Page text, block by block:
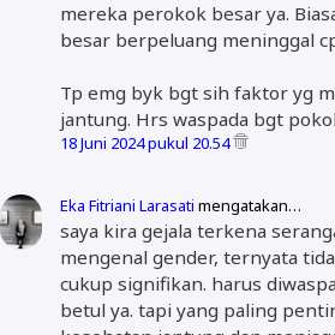
mereka perokok besar ya.
besar berpeluang meninggal
Tp emg byk bgt sih faktor yg
jantung. Hrs waspada bgt
18 Juni 2024 pukul 20.54
Eka Fitriani Larasati mengatakan…
saya kira gejala terkena
mengenal gender, ternyata
cukup signifikan. harus
betul ya. tapi yang paling